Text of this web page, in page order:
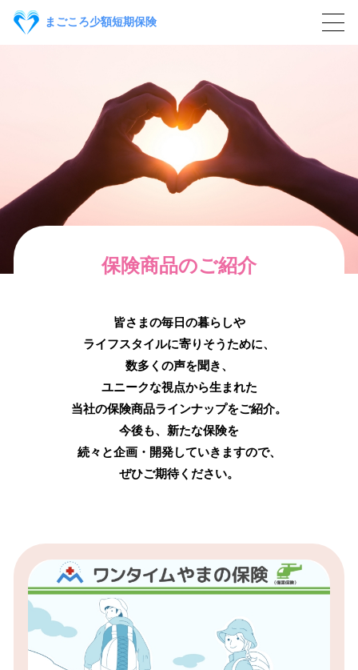
まごころ少額短期保険保険商品
事業者さま
よくあるご質問
ご契約者ログイン
保険商品のご紹介
皆さまの毎日の暮らしや
ライフスタイルに寄りそうために、
数多くの声を聞き、
ユニークな視点から生まれた
当社の保険商品ラインナップをご紹介。
今後も、新たな保険を
続々と企画・開発していきますので、
ぜひご期待ください。